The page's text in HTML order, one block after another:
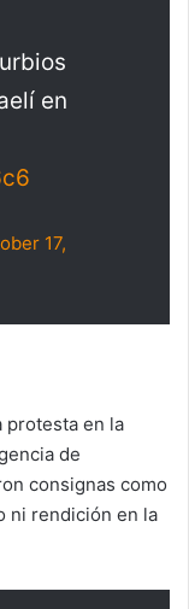
en
17,
protesta en la
de
consignas como
ni rendición en la